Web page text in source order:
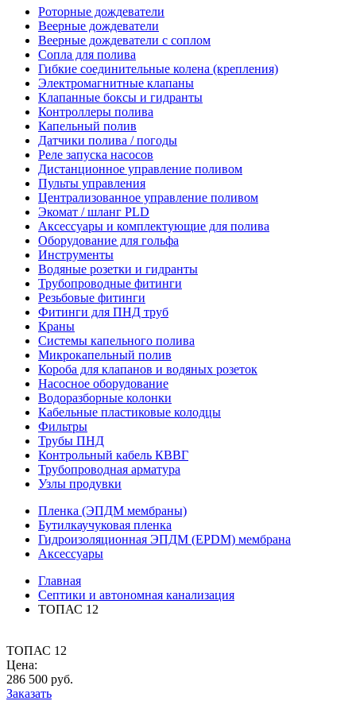
Роторные дождеватели
Веерные дождеватели
Веерные дождеватели с соплом
Сопла для полива
Гибкие соединительные колена (крепления)
Электромагнитные клапаны
Клапанные боксы и гидранты
Контроллеры полива
Капельный полив
Датчики полива / погоды
Реле запуска насосов
Дистанционное управление поливом
Пульты управления
Централизованное управление поливом
Экомат / шланг PLD
Аксессуары и комплектующие для полива
Оборудование для гольфа
Инструменты
Водяные розетки и гидранты
Трубопроводные фитинги
Резьбовые фитинги
Фитинги для ПНД труб
Краны
Системы капельного полива
Микрокапельный полив
Короба для клапанов и водяных розеток
Насосное оборудование
Водоразборные колонки
Кабельные пластиковые колодцы
Фильтры
Трубы ПНД
Контрольный кабель КВВГ
Трубопроводная арматура
Узлы продувки
Пленка (ЭПДМ мембраны)
Бутилкаучуковая пленка
Гидроизоляционная ЭПДМ (EPDM) мембрана
Аксессуары
Главная
Септики и автономная канализация
ТОПАС 12
ТОПАС 12
Цена:
286 500 руб.
Заказать